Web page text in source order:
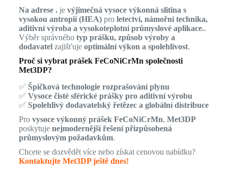
Na adrese .je výjimečná vysoce výkonná slitina s
vysokou antropií (HEA)pro letectví, námořní technika,
aditivní výroba a vysokoteplotní průmyslové aplikace..
Výběr správného typ prášku, způsob výroby a
dodavatelzajišťuje optimální výkon a spolehlivost.
Proč si vybrat prášek FeCoNiCrMn společnosti
Met3DP?
✅ Špičková technologie rozprašování plynu
✅ Vysoce čisté sférické prášky pro aditivní výrobu
✅ Spolehlivý dodavatelský řetězec a globální distribuce
Pro vysoce výkonný prášek FeCoNiCrMn, Met3DP
poskytuje nejmodernější řešení přizpůsobená
průmyslovým požadavkům.
Chcete se dozvědět více nebo získat cenovou nabídku?
Kontaktujte Met3DP ještě dnes!